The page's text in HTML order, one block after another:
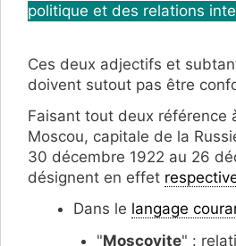
politique et des relations
Ces deux adjectifs et
doivent sutout pas être
Faisant tout deux référence
Moscou, capitale de la
30 décembre 1922 au 26
désignent en effet
Dans le langage
"Moscovite" :